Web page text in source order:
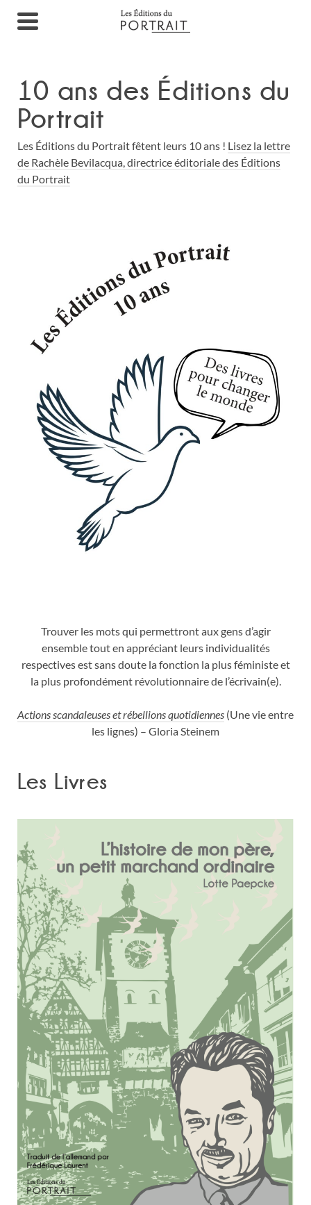
10 ans des Éditions du
Portrait
Les Éditions du Portrait fêtent leurs 10 ans ! Lisez la lettre
de Rachèle Bevilacqua, directrice éditoriale des Éditions
du Portrait
Trouver les mots qui permettront aux gens d’agir
ensembletout en appréciant leurs individualités
respectivesest sans doute la fonction la plus féministeet
la plus profondément révolutionnaire de l’écrivain(e).
Actions scandaleuses et rébellions quotidiennes (Une vie entre
les lignes) – Gloria Steinem
Les Livres